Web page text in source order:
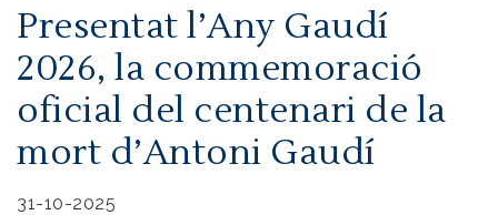
Presentat l’Any Gaudí
2026, la commemoració
oficial del centenari de la
mort d’Antoni Gaudí
31-10-2025